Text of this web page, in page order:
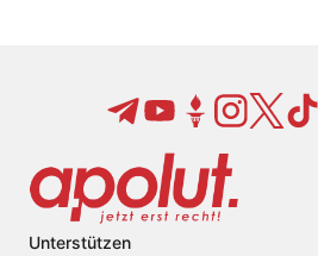
Unterstützen